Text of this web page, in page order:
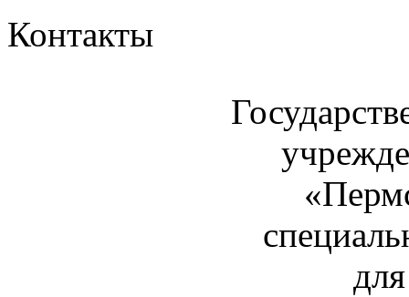
Контакты